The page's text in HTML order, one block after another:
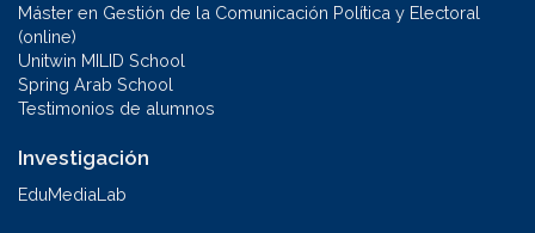
Máster en Gestión de la Comunicación Política y Electoral
(online)
Unitwin MILID School
Spring Arab School
Testimonios de alumnos
Investigación
EduMediaLab